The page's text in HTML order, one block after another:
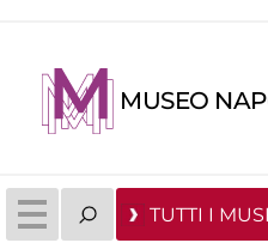
MUSEO
TUTTI I